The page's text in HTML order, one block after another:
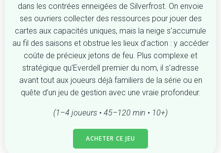
dans les contrées enneigées de Silverfrost. On envoie
ses ouvriers collecter des ressources pour jouer des
cartes aux capacités uniques, mais la neige s’accumule
au fil des saisons et obstrue les lieux d’action : y accéder
coûte de précieux jetons de feu. Plus complexe et
stratégique qu’Everdell premier du nom, il s’adresse
avant tout aux joueurs déjà familiers de la série ou en
quête d’un jeu de gestion avec une vraie profondeur.
(1–4 joueurs • 45–120 min • 10+)
ACHETER CE JEU